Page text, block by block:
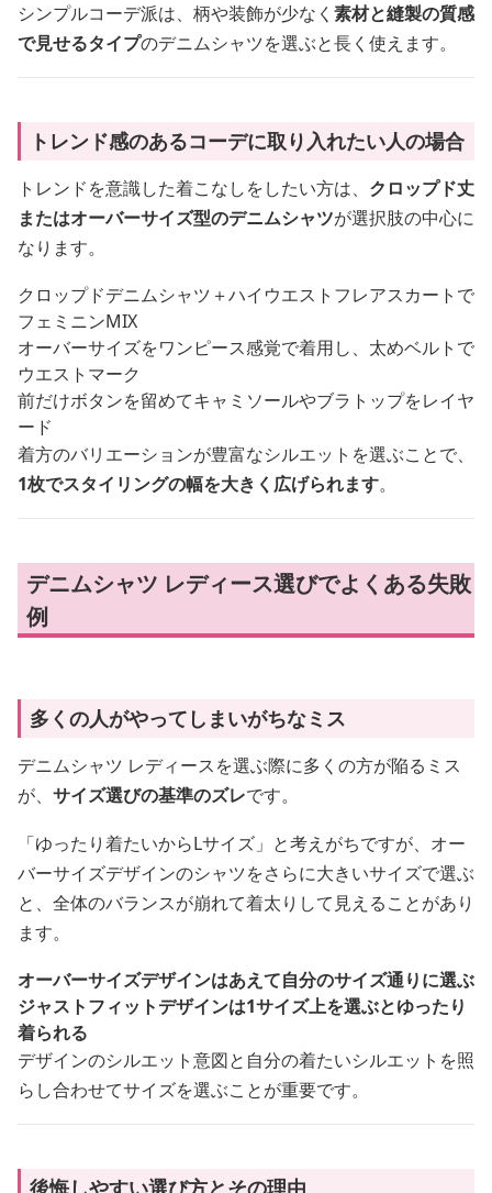
シンプルコーデ派は、柄や装飾が少なく 素材と縫製の質感
で見せるタイプのデニムシャツを選ぶと長く使えます。
トレンド感のあるコーデに取り入れたい人の場合
トレンドを意識した着こなしをしたい方は、 クロップド丈
またはオーバーサイズ型のデニムシャツが選択肢の中心に
なります。
クロップドデニムシャツ＋ハイウエストフレアスカートで
フェミニンMIX
オーバーサイズをワンピース感覚で着用し、太めベルトで
ウエストマーク
前だけボタンを留めてキャミソールやブラトップをレイヤ
ード
着方のバリエーションが豊富なシルエットを選ぶことで、
1枚でスタイリングの幅を大きく広げられます。
デニムシャツ レディース選びでよくある失敗
例
多くの人がやってしまいがちなミス
デニムシャツ レディースを選ぶ際に多くの方が陥るミス
が、 サイズ選びの基準のズレです。
「ゆったり着たいからLサイズ」と考えがちですが、オー
バーサイズデザインのシャツをさらに大きいサイズで選ぶ
と、全体のバランスが崩れて着太りして見えることがあり
ます。
オーバーサイズデザインはあえて自分のサイズ通りに選ぶ
ジャストフィットデザインは1サイズ上を選ぶとゆったり
着られる
デザインのシルエット意図と自分の着たいシルエットを照
らし合わせてサイズを選ぶことが重要です。
後悔しやすい選び方とその理由